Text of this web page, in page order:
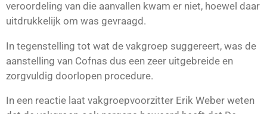
veroordeling van die aanvallen kwam er niet, hoewel daar
uitdrukkelijk om was gevraagd.
In tegenstelling tot wat de vakgroep suggereert, was de
aanstelling van Cofnas dus een zeer uitgebreide en
zorgvuldig doorlopen procedure.
In een reactie laat vakgroepvoorzitter Erik Weber weten